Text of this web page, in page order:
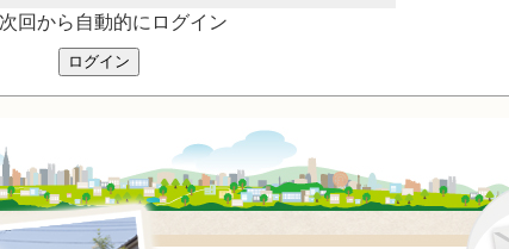
次回から自動的にログイン
ログイン